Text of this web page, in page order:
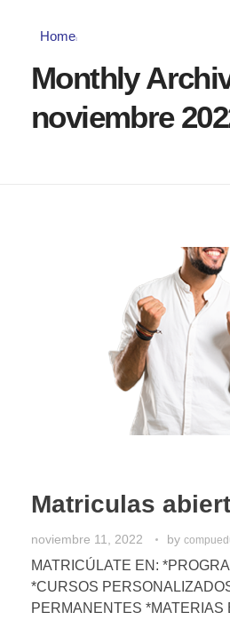
Home
Monthly
noviembre
Matriculas
noviembre 11, 2022 by
MATRICÚLATE EN:
*CURSOS
PERMANENTES *MATERIAS